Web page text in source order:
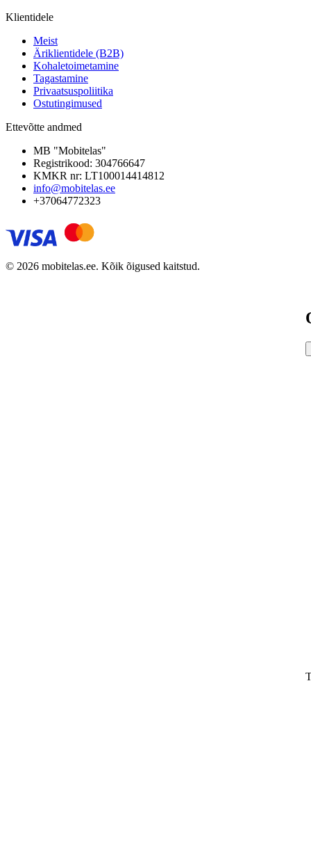
Klientidele
Meist
Äriklientidele (B2B)
Kohaletoimetamine
Tagastamine
Privaatsuspoliitika
Ostutingimused
Ettevõtte andmed
MB "Mobitelas"
Registrikood: 304766647
KMKR nr: LT100014414812
info@mobitelas.ee
+37064772323
© 2026 mobitelas.ee. Kõik õigused kaitstud.